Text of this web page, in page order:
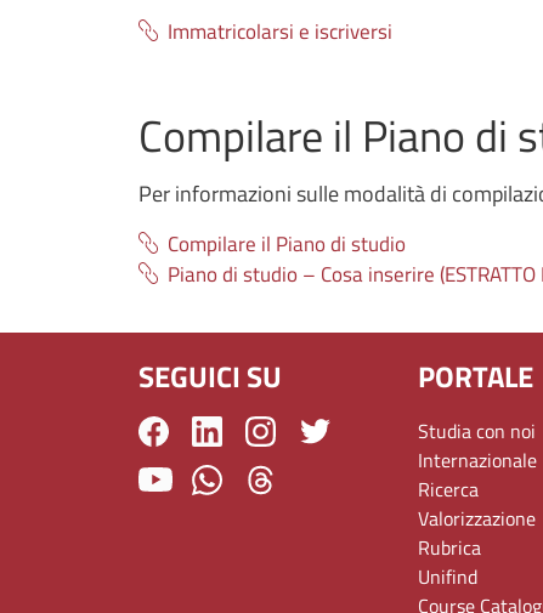
Immatricolarsi e iscriversi
Compilare il Piano di
Per informazioni sulle modalità di
Compilare il Piano di studio
Piano di studio – Cosa inserire (ESTRATTO
SEGUICI SU PORTALE
Studia con noi
Internazionale
Ricerca
Valorizzazione
Rubrica
Unifind
Course